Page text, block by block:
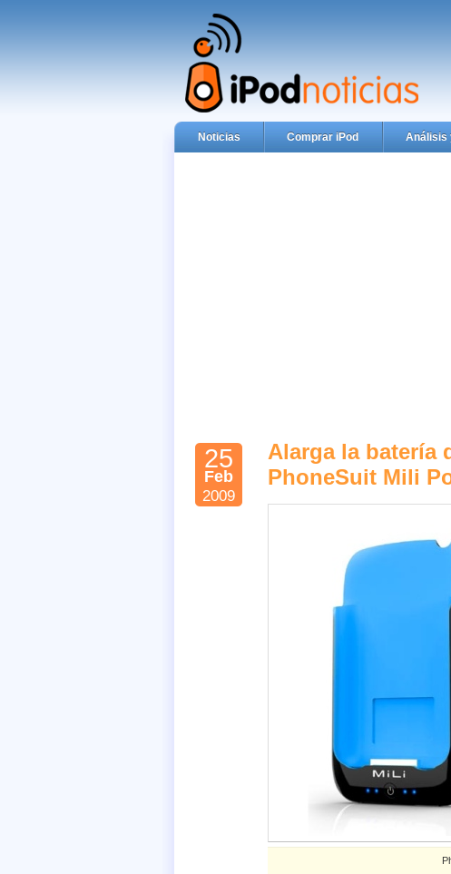
Noticias Comprar iPod Análisis
Alarga la batería
PhoneSuit Mili
25
Feb
2009